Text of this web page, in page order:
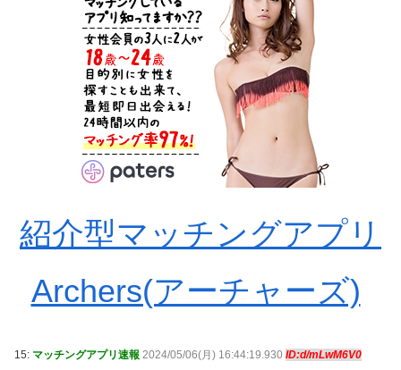
紹介型マッチングアプリ
Archers(アーチャーズ)
15: マッチングアプリ速報 2024/05/06(月) 16:44:19.930 ID:d/mLwM6V0